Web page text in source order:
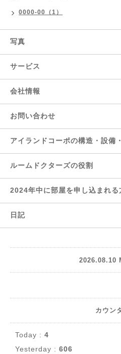
0000-00（1）
写真
サービス
会社情報
お問い合わせ
アイランドコーポの構造・設備
ルームドクターズの役割
2024年中に部屋を申し込まれる
日記
2026.08.10
カウン
Today : 4
Yesterday : 606